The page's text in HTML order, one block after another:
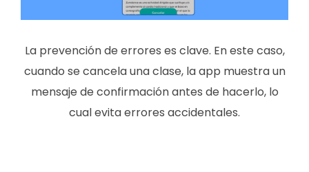
La prevención de errores es clave. En este caso,
cuando se cancela una clase, la app muestra un
mensaje de confirmación antes de hacerlo, lo
cual evita errores accidentales.